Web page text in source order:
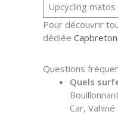
Upcycling matos
Pour découvrir
dédiée Capbreton
Questions
Quels
Car,